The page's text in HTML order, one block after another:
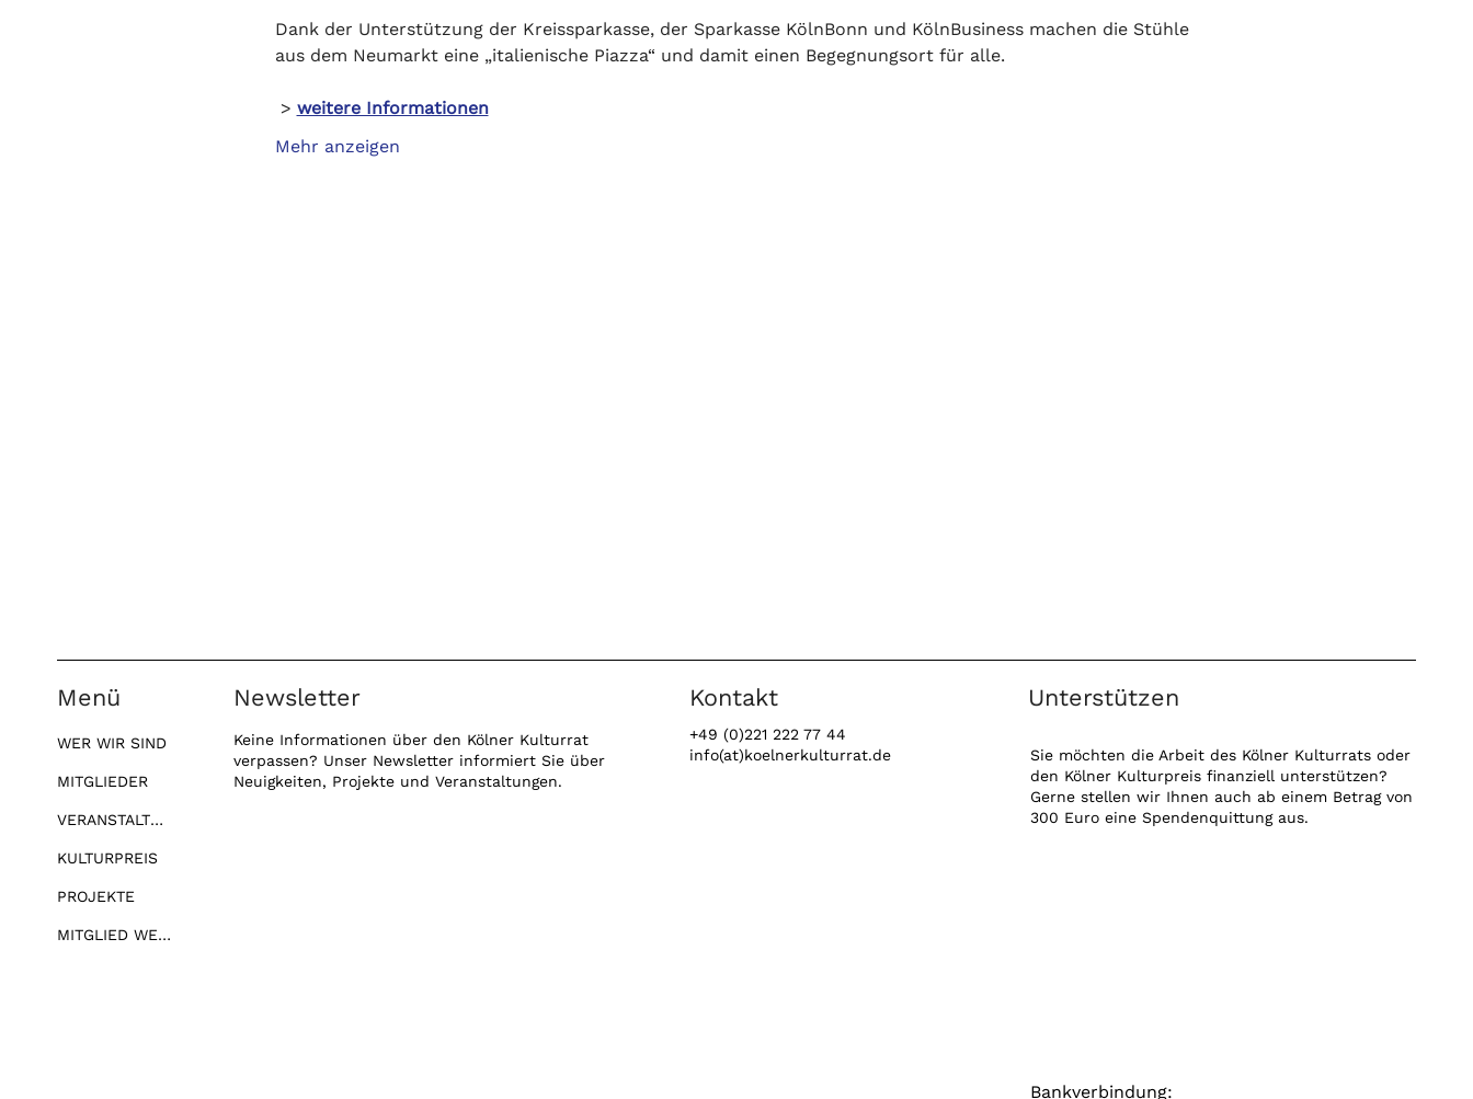
Dank der Unterstützung der Kreissparkasse, der Sparkasse KölnBonn und KölnBusiness machen die Stühle
aus dem Neumarkt eine „italienische Piazza“ und damit einen Begegnungsort für alle.
> weitere Informationen
Mehr anzeigen
WER WIR SIND
MITGLIEDER
VERANSTALTUNGEN
KULTURPREIS
PROJEKTE
MITGLIED WERDEN
Menü Newsletter
Keine Informationen über den Kölner Kulturrat
verpassen? Unser Newsletter informiert Sie über
Neuigkeiten, Projekte und Veranstaltungen.
+49 (0)221 222 77 44
info(at)koelnerkulturrat.de
Kontakt Unterstützen
Sie möchten die Arbeit des Kölner Kulturrats oder
den Kölner Kulturpreis finanziell unterstützen?
Gerne stellen wir Ihnen auch ab einem Betrag von
300 Euro eine Spendenquittung aus.
Bankverbindung: